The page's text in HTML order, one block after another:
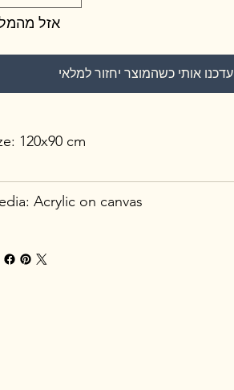
אזל
עדכנו אותי כשהמוצר יחזור למלאי
120x90 cm
Acrylic on canvas